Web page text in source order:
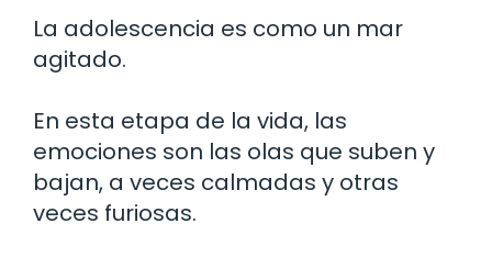
La adolescencia es como un mar
agitado.
En esta etapa de la vida, las
emociones son las olas que suben y
bajan, a veces calmadas y otras
veces furiosas.